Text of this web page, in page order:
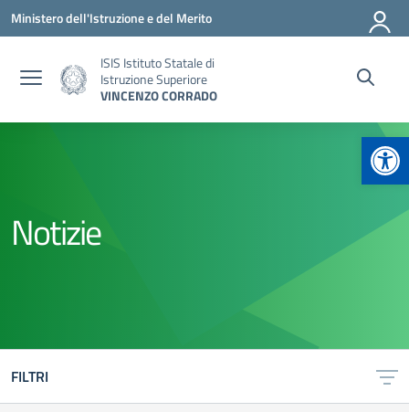
Vai ai contenuti
Vai al menu di navigazione
Vai al footer
Ministero dell'Istruzione e del Merito
ISIS Istituto Statale di
Istruzione Superiore
VINCENZO CORRADO
Notizie
FILTRI